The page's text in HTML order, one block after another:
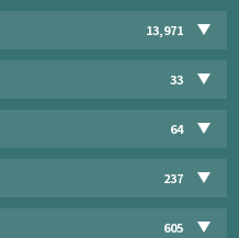
13,971
33
64
237
605